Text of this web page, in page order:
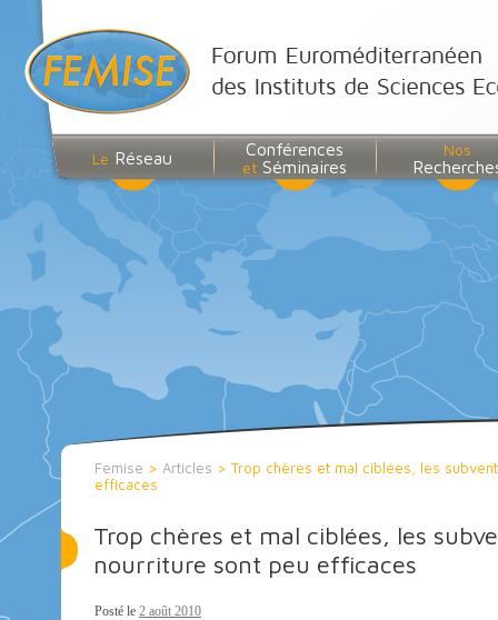
Le Réseau Conférences
et Séminaires
Nos
Femise > Articles > Trop chères et mal ciblées, les
efficaces
Trop chères et mal ciblées, les
nourriture sont peu efficaces
Posté le 2 août 2010